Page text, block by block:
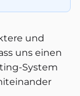
und
uns einen
System